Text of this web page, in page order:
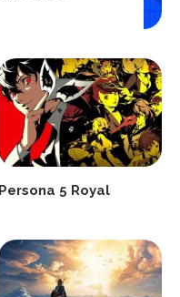
Persona 5 Royal